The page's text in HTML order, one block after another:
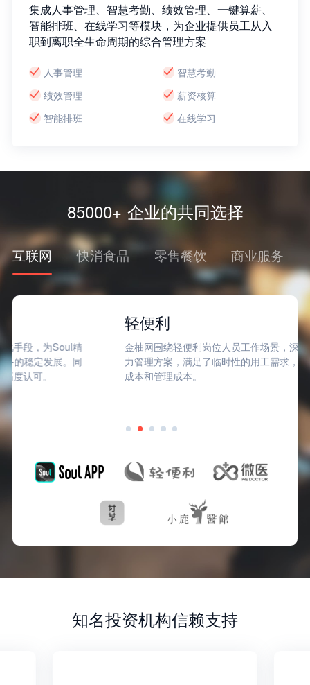
集成人事管理、智慧考勤、绩效管理、一键算薪、
智能排班、在线学习等模块，为企业提供员工从入
职到离职全生命周期的综合管理方案
人事管理
智慧考勤
绩效管理
薪资核算
智能排班
在线学习
85000+ 企业的共同选择
互联网 快消食品 零售餐饮 商业服务
金柚网围绕轻便利岗位人员工作场景，深度定制个性化劳动
力管理方案，满足了临时性的用工需求，有效帮助降低用工
成本和管理成本。
知名投资机构信赖支持